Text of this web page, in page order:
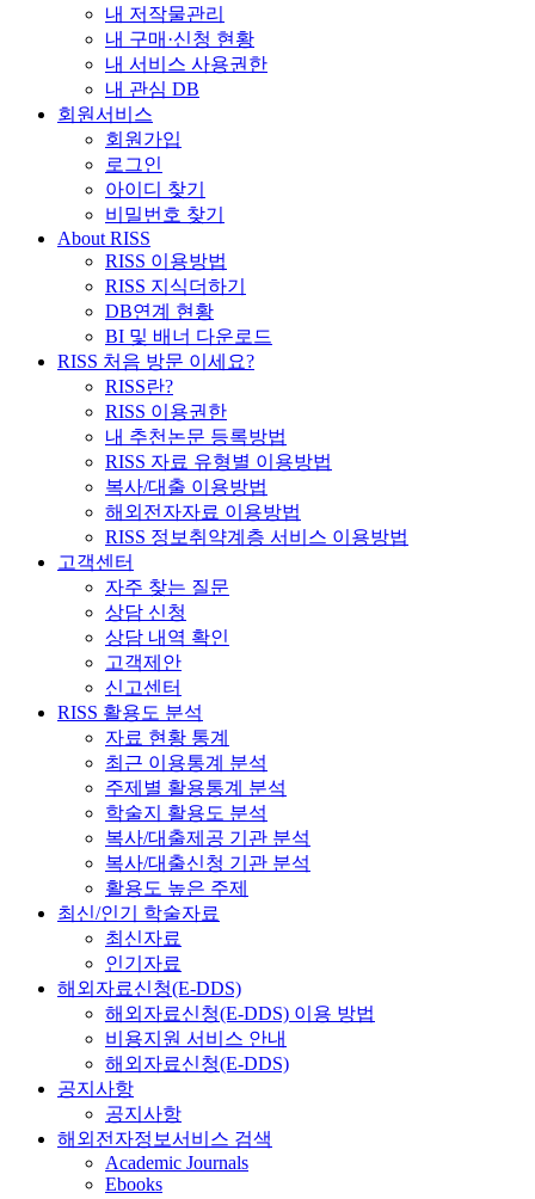
내 저작물관리
내 구매·신청 현황
내 서비스 사용권한
내 관심 DB
회원서비스
회원가입
로그인
아이디 찾기
비밀번호 찾기
About RISS
RISS 이용방법
RISS 지식더하기
DB연계 현황
BI 및 배너 다운로드
RISS 처음 방문 이세요?
RISS란?
RISS 이용권한
내 추천논문 등록방법
RISS 자료 유형별 이용방법
복사/대출 이용방법
해외전자자료 이용방법
RISS 정보취약계층 서비스 이용방법
고객센터
자주 찾는 질문
상담 신청
상담 내역 확인
고객제안
신고센터
RISS 활용도 분석
자료 현황 통계
최근 이용통계 분석
주제별 활용통계 분석
학술지 활용도 분석
복사/대출제공 기관 분석
복사/대출신청 기관 분석
활용도 높은 주제
최신/인기 학술자료
최신자료
인기자료
해외자료신청(E-DDS)
해외자료신청(E-DDS) 이용 방법
비용지원 서비스 안내
해외자료신청(E-DDS)
공지사항
공지사항
해외전자정보서비스 검색
Academic Journals
Ebooks